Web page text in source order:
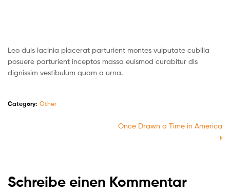
Leo duis lacinia placerat parturient montes vulputate cubilia
posuere parturient inceptos massa euismod curabitur dis
dignissim vestibulum quam a urna.
Category: Other
Once Drawn a Time in America
Schreibe einen Kommentar